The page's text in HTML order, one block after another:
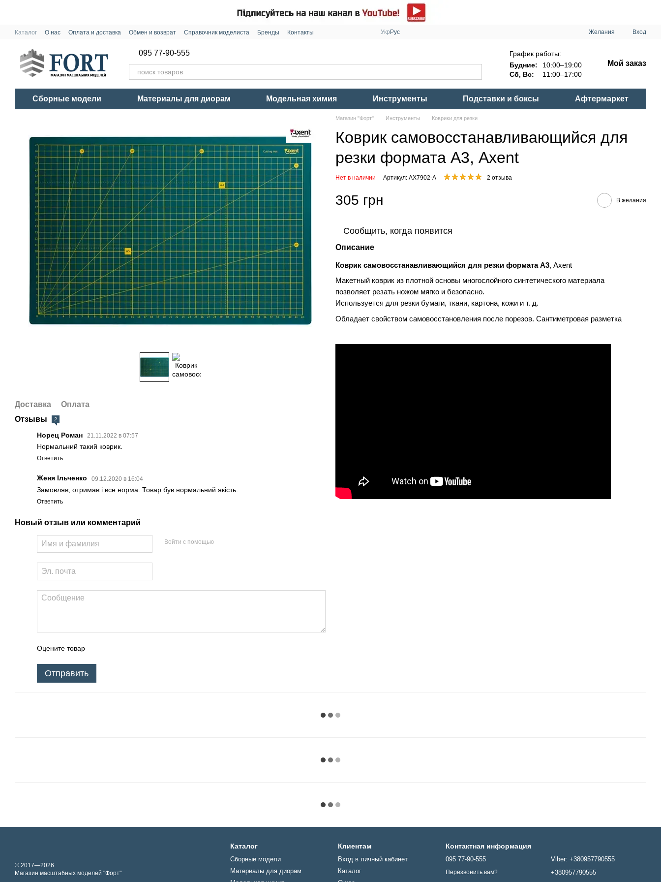
Каталог О нас Оплата и доставка Обмен и возврат Справочник моделиста Бренды Контакты Укр Рус Желания Вход
095 77-90-555
График работы:
Будние:
10:00–19:00
Сб, Вс:
11:00–17:00
Мой заказ
Сборные модели Материалы для диорам Модельная химия Инструменты Подставки и боксы Афтермаркет
Доставка
Оплата
Отзывы
2
Норец Роман 21.11.2022 в 07:57
Нормальний такий коврик.
Ответить
Женя Ільченко 09.12.2020 в 16:04
Замовляв, отримав і все норма. Товар був нормальний якість.
Ответить
Новый отзыв или комментарий
Войти с помощью
Оцените товар
Отправить
Магазин "Форт" Инструменты Коврики для резки
Коврик самовосстанавливающийся для
резки формата А3, Axent
Нет в наличии Артикул: AX7902-A 2 отзыва
305 грн В желания
Сообщить, когда появится
Описание
Коврик самовосстанавливающийся для резки формата А3, Axent
Макетный коврик из плотной основы многослойного синтетического материала
позволяет резать ножом мягко и безопасно.
Используется для резки бумаги, ткани, картона, кожи и т. д.
Обладает свойством самовосстановления после порезов. Сантиметровая разметка
© 2017—2026
Магазин масштабных моделей "Форт"
Каталог
Сборные модели
Материалы для диорам
Клиентам
Вход в личный кабинет
Каталог
Контактная информация
095 77-90-555
Перезвонить вам?
Viber: +380957790555
+380957790555